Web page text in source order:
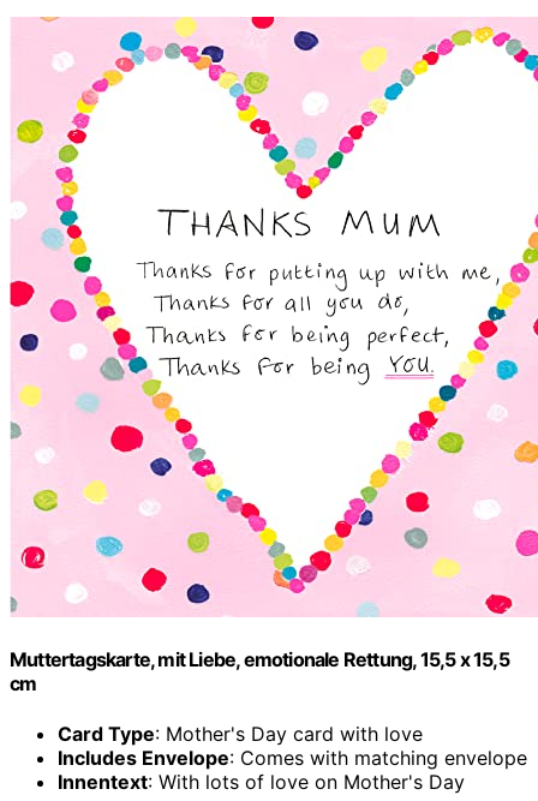
Muttertagskarte, mit Liebe, emotionale Rettung, 15,5 x 15,5
cm
Card Type: Mother's Day card with love
Includes Envelope: Comes with matching envelope
Innentext: With lots of love on Mother's Day